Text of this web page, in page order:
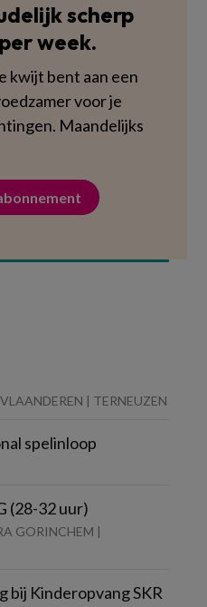
scherp
week.
kwijt bent aan een
voor je
Maandelijks
| TERNEUZEN
spelinloop
(28-32 uur)
GORINCHEM |
bij Kinderopvang SKR